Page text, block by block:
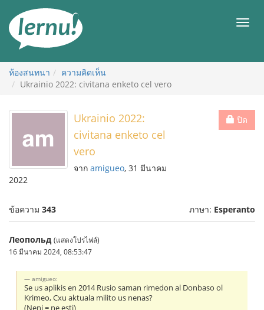
สารบัญ
เมนู
ห้องสนทนา
ความคิดเห็น
Ukrainio 2022: civitana enketo cel vero
ปิด
Ukrainio 2022:
civitana enketo cel
vero
จาก amigueo, 31 มีนาคม
2022
ข้อความ 343 ภาษา: Esperanto
Леопольд (แสดงโปรไฟล์)
16 มีนาคม 2024, 08:53:47
amigueo:
Se us aplikis en 2014 Rusio saman rimedon al Donbaso ol
Krimeo, Cxu aktuala milito us nenas?
(Neni = ne esti)